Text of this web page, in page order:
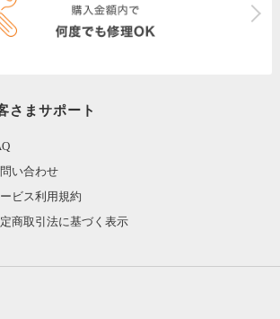
さまサポート
い合わせ
ビス利用規約
商取引法に基づく表示